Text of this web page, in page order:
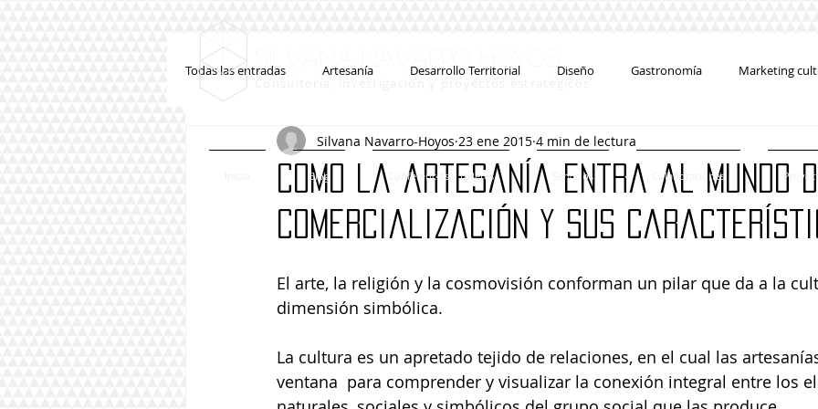
Blog Conferencias y talleres Servicios Colaboraciones
Todas las entradas Artesanía Desarrollo Territorial Diseño Gastronomía Marketing
Industrias Creativas y Culturales Convocatorias Entrevistas
Políticas culturales IA Creatividad
Como la artesanía entra al mundo
comercialización y sus
Silvana Navarro-Hoyos 23 ene 2015 4 min de lectura
El arte, la religión y la cosmovisión conforman un pilar que da a la
dimensión simbólica.
La cultura es un apretado tejido de relaciones, en el cual las
ventana  para comprender y visualizar la conexión integral entre los